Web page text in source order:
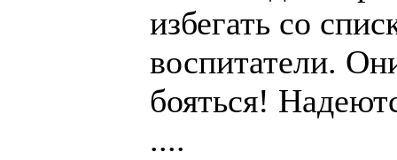
избегать со
воспитатели.
бояться!
....